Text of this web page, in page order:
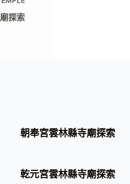
探索
朝奉宮雲林縣寺廟探索
乾元宮雲林縣寺廟探索